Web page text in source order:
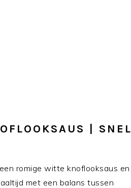
| SNEL
romige witte knoflooksaus en
met een balans tussen